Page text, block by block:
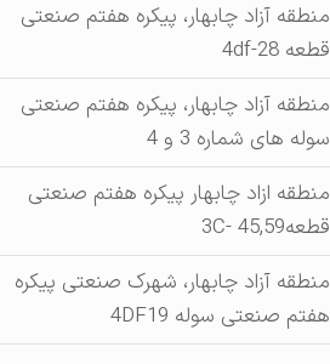
منطقه آزاد چابهار، پیکره هفتم صنعتی
قطعه 4df-28
منطقه آزاد چابهار، پیکره هفتم صنعتی
سوله های شماره 3 و 4
منطقه ازاد چابهار پیکره هفتم صنعتی
قطعه45,59 -3C
منطقه آزاد چابهار، شهرک صنعتی پیکره
هفتم صنعتی سوله 4DF19